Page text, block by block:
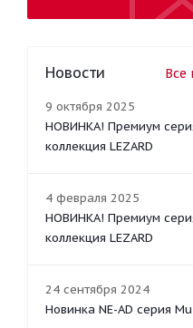
Новости Все
9 октября 2025
НОВИНКА! Премиум
коллекция LEZARD
4 февраля 2025
НОВИНКА! Премиум
коллекция LEZARD
24 сентября 2024
Новинка NE-AD серия